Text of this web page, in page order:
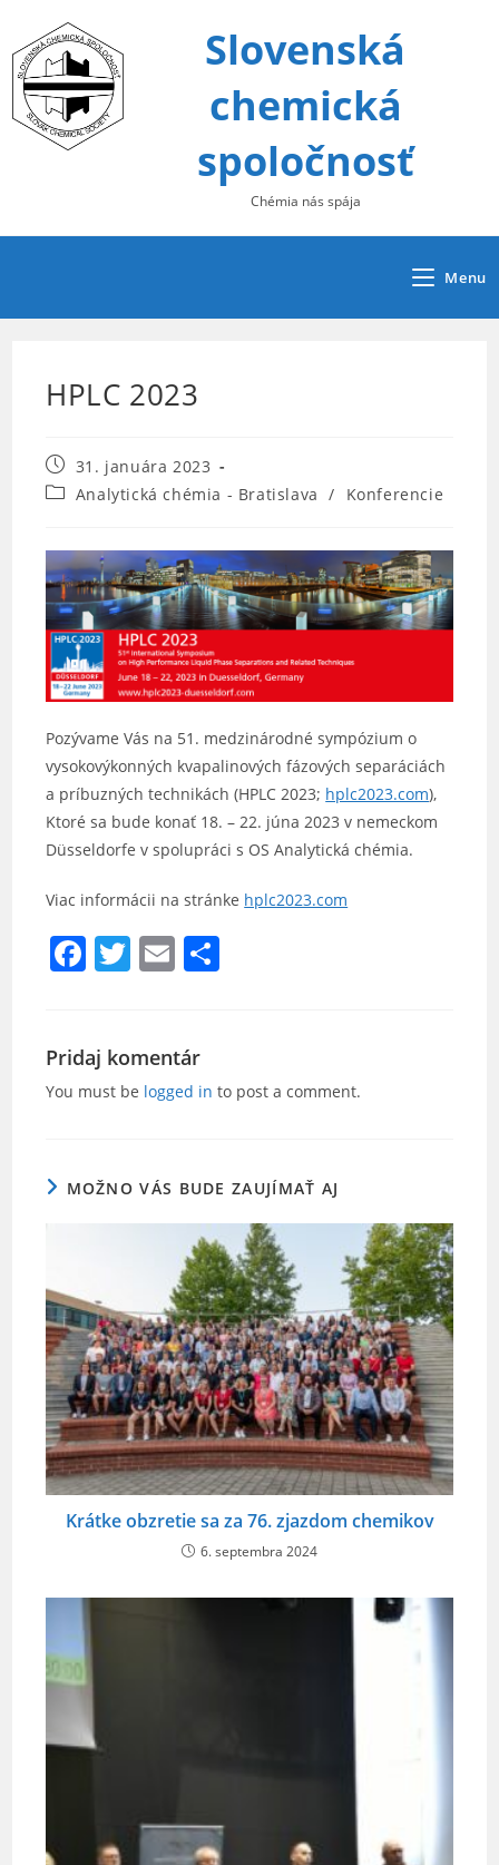
content
Slovenská
chemická
spoločnosť
Chémia nás spája
Menu
HPLC 2023
Post
published:
31. januára 2023
PostAnalytická chémia - Bratislava / Konferencie
Pozývame Vás na 51. medzinárodné sympózium o
vysokovýkonných kvapalinových fázových separáciách
a príbuzných technikách (HPLC 2023; hplc2023.com),
Ktoré sa bude konať 18. – 22. júna 2023 v nemeckom
Düsseldorfe v spolupráci s OS Analytická chémia.
Viac informácii na stránke hplc2023.com
F
e
b
o
k
T
er
E
l
Pridaj komentár
You must be logged in to post a comment.
MOŽNO VÁS BUDE ZAUJÍMAŤ AJ
Krátke obzretie sa za 76. zjazdom chemikov
6. septembra 2024